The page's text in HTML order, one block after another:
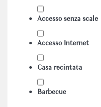
Accesso senza scale
Accesso Internet
Casa recintata
Barbecue